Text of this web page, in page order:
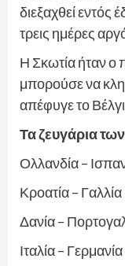
διεξαχθεί εντός
τρεις ημέρες
Η Σκωτία ήταν ο
μπορούσε να
απέφυγε το
Τα ζευγάρια
Ολλανδία –
Κροατία – Γαλλία
Δανία –
Ιταλία – Γερμανία